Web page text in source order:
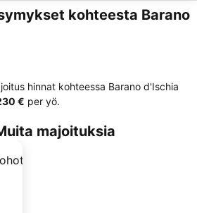
kohteesta Barano
hinnat kohteessa Barano d'Ischia
€ per yö.
majoituksia